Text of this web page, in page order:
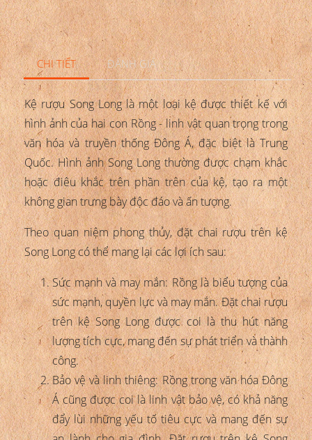
CHI TIẾT ĐÁNH GIÁ
Kệ rượu Song Long là một loại kệ được thiết kế với
hình ảnh của hai con Rồng - linh vật quan trọng trong
văn hóa và truyền thống Đông Á, đặc biệt là Trung
Quốc. Hình ảnh Song Long thường được chạm khắc
hoặc điêu khắc trên phần trên của kệ, tạo ra một
không gian trưng bày độc đáo và ấn tượng.
Theo quan niệm phong thủy, đặt chai rượu trên kệ
Song Long có thể mang lại các lợi ích sau:
Sức mạnh và may mắn: Rồng là biểu tượng của
sức mạnh, quyền lực và may mắn. Đặt chai rượu
trên kệ Song Long được coi là thu hút năng
lượng tích cực, mang đến sự phát triển và thành
công.
Bảo vệ và linh thiêng: Rồng trong văn hóa Đông
Á cũng được coi là linh vật bảo vệ, có khả năng
đẩy lùi những yếu tố tiêu cực và mang đến sự